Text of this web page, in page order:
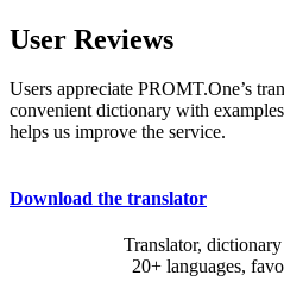
User Reviews
Users appreciate PROMT.One’s
convenient dictionary with
helps us improve the service.
Download the translator
Translator,
20+ languages,